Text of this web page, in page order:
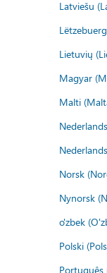
Latviešu
Lietuvių
Magyar
Malti
Norsk
Nynorsk
o'zbek
Polski
Português